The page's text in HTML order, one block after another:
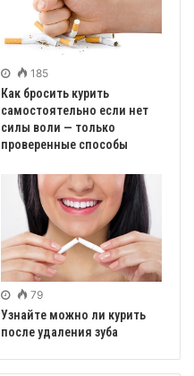
185
Как бросить курить
самостоятельно если нет
силы воли — только
проверенные способы
79
Узнайте можно ли курить
после удаления зуба